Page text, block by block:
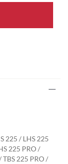
225 / LHS 225
225 PRO /
TBS 225 PRO /